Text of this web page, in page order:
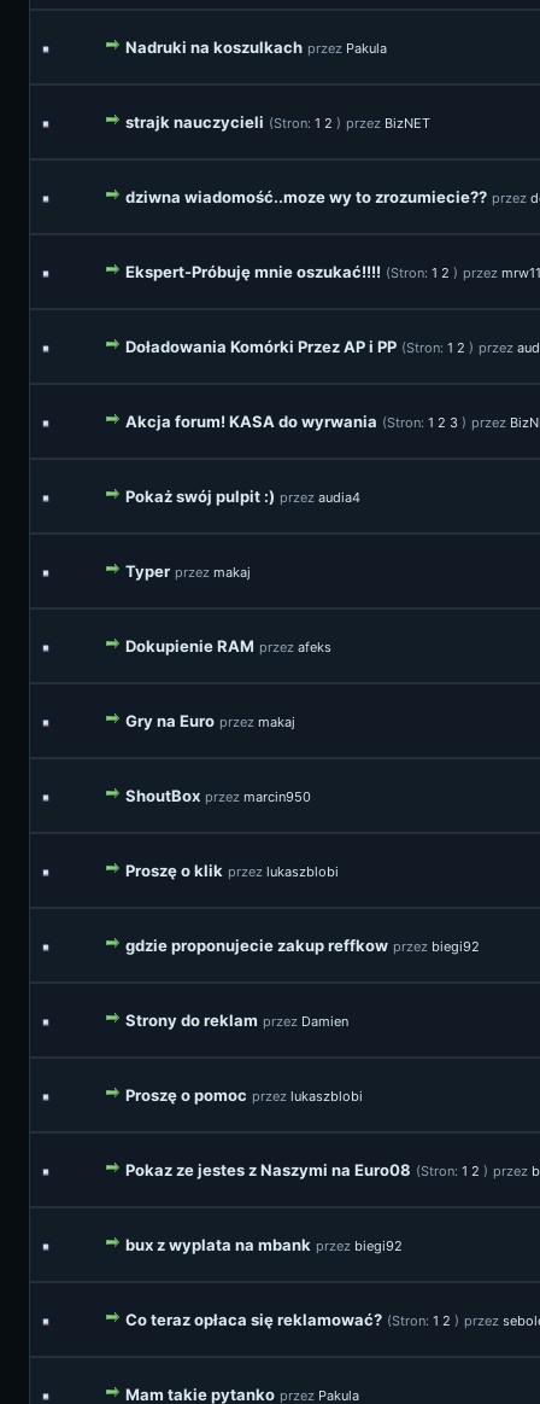
Nadruki na koszulkach przez Pakula
strajk nauczycieli (Stron: 1 2 ) przez BizNET
dziwna wiadomość..moze wy to zrozumiecie?? przez
Ekspert-Próbuję mnie oszukać!!!! (Stron: 1 2 ) przez
Doładowania Komórki Przez AP i PP (Stron: 1 2 ) przez
Akcja forum! KASA do wyrwania (Stron: 1 2 3 ) przez
Pokaż swój pulpit :) przez audia4
Typer przez makaj
Dokupienie RAM przez afeks
Gry na Euro przez makaj
ShoutBox przez marcin950
Proszę o klik przez lukaszblobi
gdzie proponujecie zakup reffkow przez biegi92
Strony do reklam przez Damien
Proszę o pomoc przez lukaszblobi
Pokaz ze jestes z Naszymi na Euro08 (Stron: 1 2 ) przez
bux z wyplata na mbank przez biegi92
Co teraz opłaca się reklamować? (Stron: 1 2 ) przez
Mam takie pytanko przez Pakula